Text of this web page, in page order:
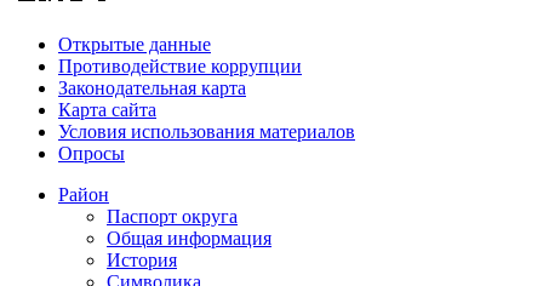
Открытые данные
Противодействие коррупции
Законодательная карта
Карта сайта
Условия использования материалов
Опросы
Район
Паспорт округа
Общая информация
История
Символика